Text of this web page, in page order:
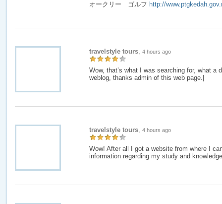
オークリー ゴルフ http://
travelstyle tours, 4 hours ago
Wow, that’s what I was searching for, what a
weblog, thanks admin of this web page.|
travelstyle tours, 4 hours ago
Wow! After all I got a website from where I
information regarding my study and